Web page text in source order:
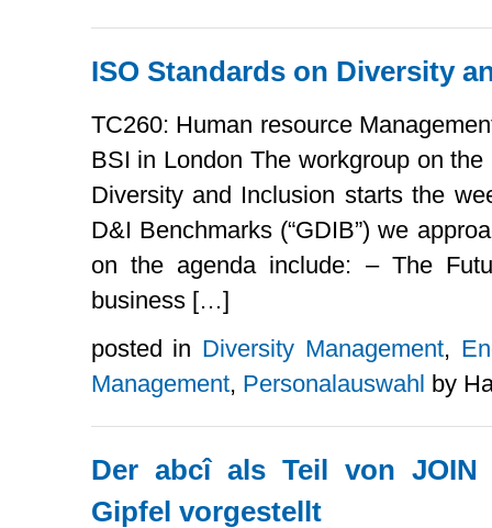
ISO Standards on Diversity
TC260: Human resource
BSI in London The workgroup on
Diversity and Inclusion starts the
D&I Benchmarks (“GDIB”) we
on the agenda include: – The
business […]
posted in Diversity Management,
Management, Personalauswahl by
Der abcî als Teil von
Gipfel vorgestellt